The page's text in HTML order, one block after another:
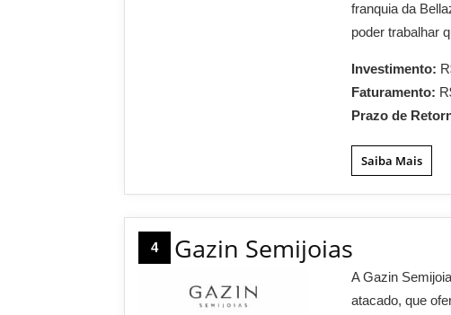
franquia da
poder trabalhar
Investimento:
Faturamento:
Prazo de
Saiba Mais
4 Gazin Semijoias
A Gazin
atacado, que